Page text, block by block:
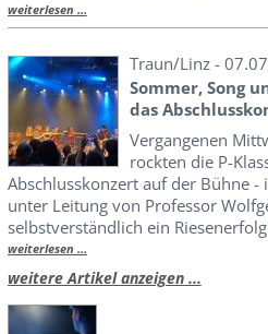
weiterlesen ...
Traun/Linz -
Sommer, Song
das
Vergangenen
rockten die P-
Abschlusskonzert auf der Bühne
unter Leitung von Professor
selbstverständlich ein
weiterlesen ...
weitere Artikel anzeigen ...